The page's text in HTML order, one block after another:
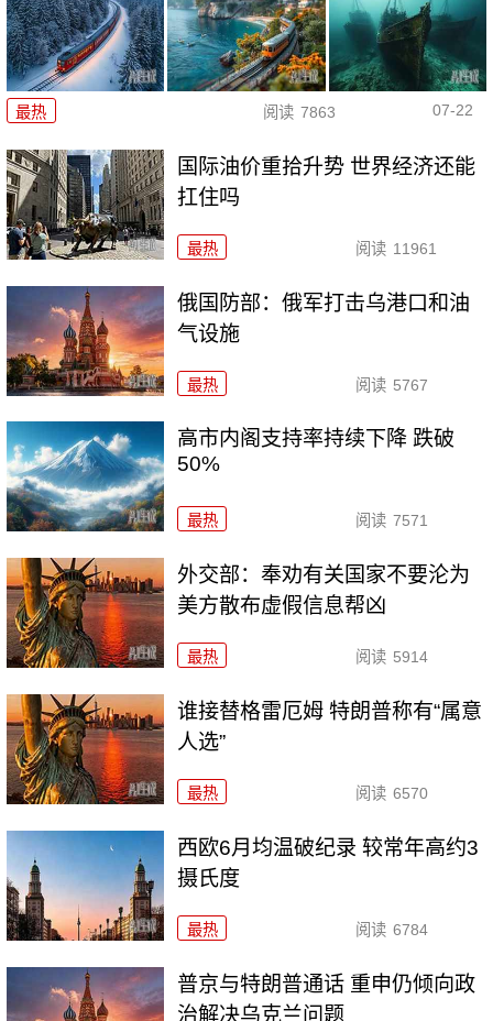
最热 阅读 7863 07-22
国际油价重拾升势 世界经济还能
扛住吗
最热 阅读 11961
俄国防部：俄军打击乌港口和油
气设施
最热 阅读 5767
高市内阁支持率持续下降 跌破
50%
最热 阅读 7571
外交部：奉劝有关国家不要沦为
美方散布虚假信息帮凶
最热 阅读 5914
谁接替格雷厄姆 特朗普称有“属意
人选”
最热 阅读 6570
西欧6月均温破纪录 较常年高约3
摄氏度
最热 阅读 6784
普京与特朗普通话 重申仍倾向政
治解决乌克兰问题